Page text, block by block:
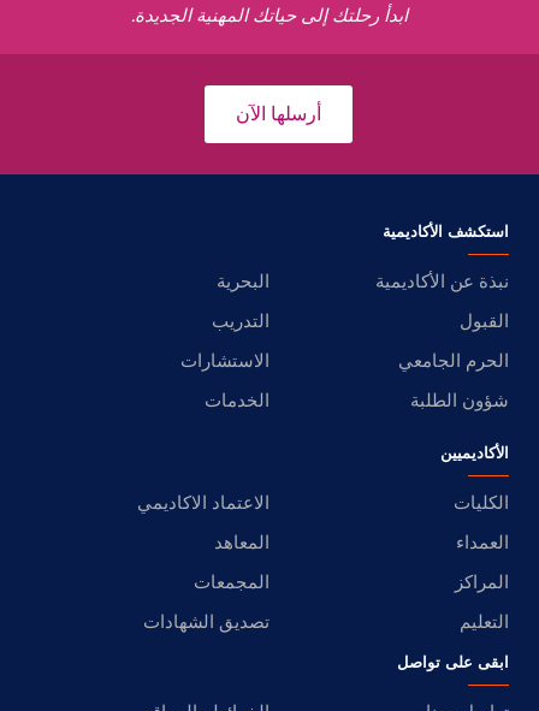
ابدأ رحلتك إلى حياتك المهنية الجديدة.
أرسلها الآن
استكشف الأكاديمية
نبذة عن الأكاديمية
البحرية
القبول
التدريب
الحرم الجامعي
الاستشارات
شؤون الطلبة
الخدمات
الأكاديميين
الكليات
الاعتماد الاكاديمي
العمداء
المعاهد
المراكز
المجمعات
التعليم
تصديق الشهادات
ابقى على تواصل